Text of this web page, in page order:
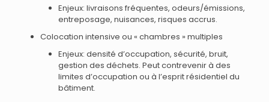
Enjeux: livraisons fréquentes, odeurs/émissions,
entreposage, nuisances, risques accrus.
Colocation intensive ou « chambres » multiples
Enjeux: densité d’occupation, sécurité, bruit,
gestion des déchets. Peut contrevenir à des
limites d’occupation ou à l’esprit résidentiel du
bâtiment.